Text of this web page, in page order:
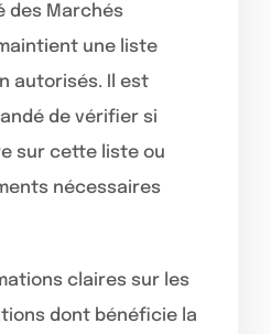
des Marchés
une liste
autorisés. Il est
de vérifier si
sur cette liste ou
nécessaires
claires sur les
dont bénéficie la